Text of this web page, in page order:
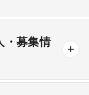
・募集情